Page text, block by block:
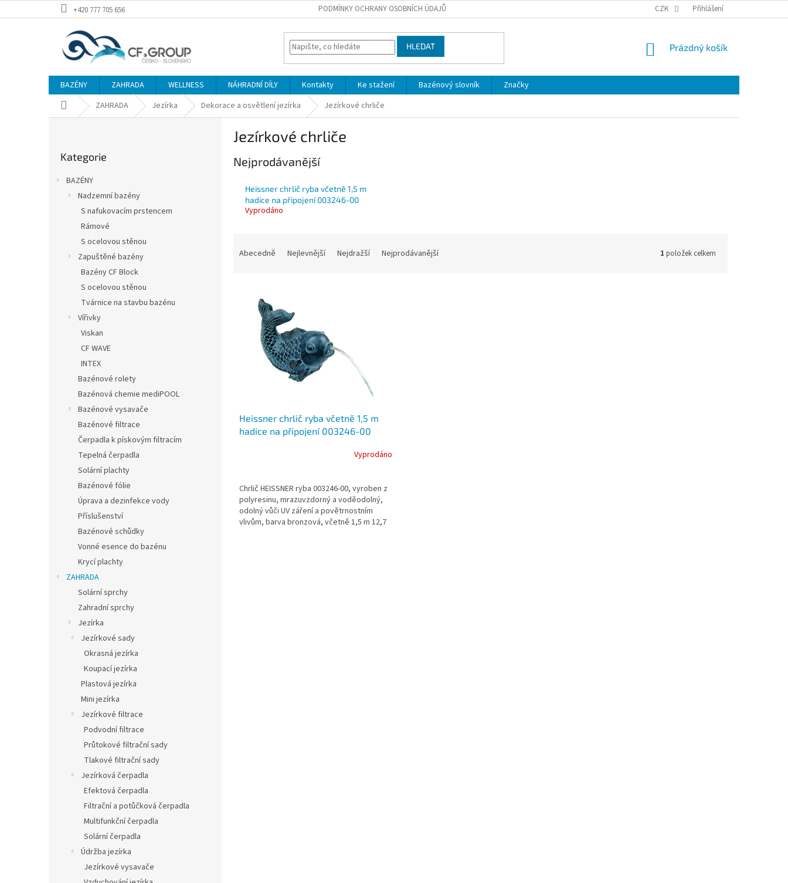
na
+420 777 705 656 PODMÍNKY OCHRANY OSOBNÍCH ÚDAJŮ CZK Přihlášení
HLEDAT
NÁKUPNÍ
Prázdný košík
BAZÉNY ZAHRADA WELLNESS NÁHRADNÍ DÍLY Kontakty Ke stažení Bazénový slovník
Značky
Domů ZAHRADA Jezírka Dekorace a osvětlení jezírka Jezírkové chrliče
kategorie
Kategorie
BAZÉNY
Nadzemní bazény
S nafukovacím prstencem
Rámové
S ocelovou stěnou
Zapuštěné bazény
Bazény CF Block
S ocelovou stěnou
Tvárnice na stavbu bazénu
Vířivky
Viskan
CF WAVE
INTEX
Bazénové rolety
Bazénová chemie mediPOOL
Bazénové vysavače
Bazénové filtrace
Čerpadla k pískovým filtracím
Tepelná čerpadla
Solární plachty
Bazénové fólie
Úprava a dezinfekce vody
Příslušenství
Bazénové schůdky
Vonné esence do bazénu
Krycí plachty
ZAHRADA
Solární sprchy
Zahradní sprchy
Jezírka
Jezírkové sady
Okrasná jezírka
Koupací jezírka
Plastová jezírka
Mini jezírka
Jezírkové filtrace
Podvodní filtrace
Průtokové filtrační sady
Tlakové filtrační sady
Jezírková čerpadla
Efektová čerpadla
Filtrační a potůčková čerpadla
Multifunkční čerpadla
Solární čerpadla
Údržba jezírka
Jezírkové vysavače
Jezírkové chrliče
Nejprodávanější
Heissner chrlič ryba včetně 1,5 m
hadice na připojení 003246-00
Vyprodáno
Abecedně Nejlevnější Nejdražší Nejprodávanější 1 položek celkem
Heissner chrlič ryba včetně 1,5 m
hadice na připojení 003246-00
Vyprodáno
Chrlič HEISSNER ryba 003246-00, vyroben z
polyresinu, mrazuvzdorný a voděodolný,
odolný vůči UV záření a povětrnostním
vlivům, barva bronzová, včetně 1,5 m 12,7